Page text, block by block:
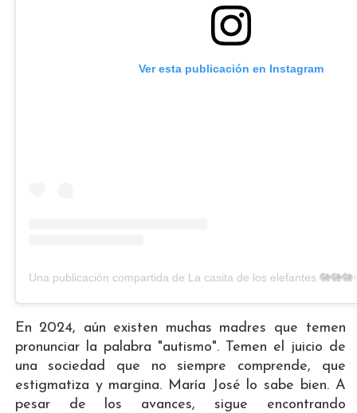
Ver esta publicación en Instagram
En 2024, aún existen muchas madres que temen
pronunciar la palabra "autismo". Temen el juicio de
una sociedad que no siempre comprende, que
estigmatiza y margina. María José lo sabe bien. A
pesar de los avances, sigue encontrando